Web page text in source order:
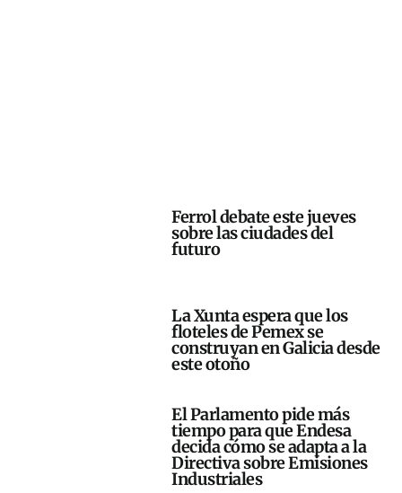
Ferrol debate este jueves
sobre las ciudades del
futuro
La Xunta espera que los
floteles de Pemex se
construyan en Galicia desde
este otoño
El Parlamento pide más
tiempo para que Endesa
decida cómo se adapta a la
Directiva sobre Emisiones
Industriales